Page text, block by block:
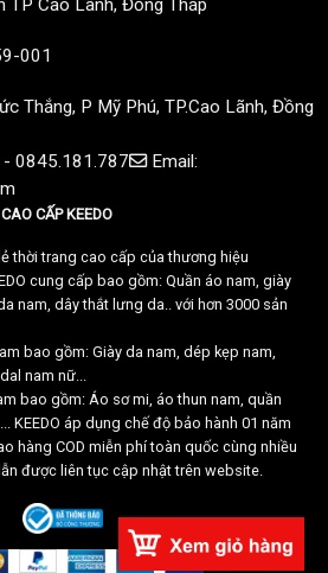
TP Cao Lãnh, Đồng Tháp
001
Thắng, P Mỹ Phú, TP.Cao Lãnh, Đồng
0845.181.787
Email:
CẤP KEEDO
thời trang cao cấp của thương hiệu
cung cấp bao gồm: Quần áo nam, giày
nam, dây thắt lưng da.. với hơn 3000 sản
bao gồm: Giày da nam, dép kẹp nam,
nam nữ...
bao gồm: Áo sơ mi, áo thun nam, quần
KEEDO áp dụng chế độ bảo hành 01 năm
hàng COD miễn phí toàn quốc cùng nhiều
được liên tục cập nhật trên website.